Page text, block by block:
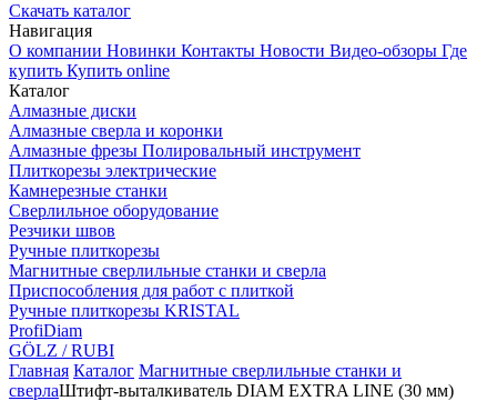
Скачать каталог
Навигация
О компании Новинки Контакты Новости Видео-обзоры Где
купить Купить online
Каталог
Алмазные диски
Алмазные сверла и коронки
Алмазные фрезы Полировальный инструмент
Плиткорезы электрические
Камнерезные станки
Сверлильное оборудование
Резчики швов
Ручные плиткорезы
Магнитные сверлильные станки и сверла
Приспособления для работ с плиткой
Ручные плиткорезы KRISTAL
ProfiDiam
GÖLZ / RUBI
Главная Каталог Магнитные сверлильные станки и
сверлаШтифт-выталкиватель DIAM EXTRA LINE (30 мм)